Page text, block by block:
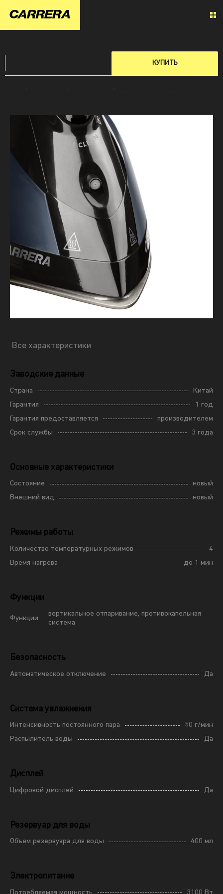
КУПИТЬ
Все характеристики
Заводские данные
Страна
Китай
Гарантия
1 год
Гарантия предоставляется
производителем
Срок службы
3 года
Основные характеристики
Состояние
новый
Внешний вид
новый
Режимы работы
Количество температурных режимов
4
Время нагрева
до 1 мин
Функции
Функции
вертикальное отпаривание, противокапельная
система
Безопасность
Автоматическое отключение Да
Система увлажнения
Интенсивность постоянного пара
50 г/мин
Распылитель воды
Да
Дисплей
Цифровой дисплей Да
Резервуар для воды
Объем резервуара для воды 400 мл
Электропитание